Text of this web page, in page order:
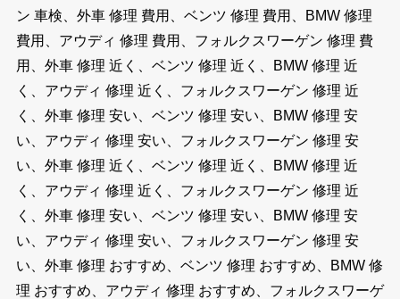
ン 車検、外車 修理 費用、ベンツ 修理 費用、BMW 修理
費用、アウディ 修理 費用、フォルクスワーゲン 修理 費
用、外車 修理 近く、ベンツ 修理 近く、BMW 修理 近
く、アウディ 修理 近く、フォルクスワーゲン 修理 近
く、外車 修理 安い、ベンツ 修理 安い、BMW 修理 安
い、アウディ 修理 安い、フォルクスワーゲン 修理 安
い、外車 修理 近く、ベンツ 修理 近く、BMW 修理 近
く、アウディ 修理 近く、フォルクスワーゲン 修理 近
く、外車 修理 安い、ベンツ 修理 安い、BMW 修理 安
い、アウディ 修理 安い、フォルクスワーゲン 修理 安
い、外車 修理 おすすめ、ベンツ 修理 おすすめ、BMW 修
理 おすすめ、アウディ 修理 おすすめ、フォルクスワーゲ